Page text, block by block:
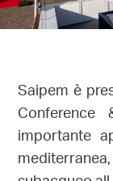
Saipem è
importante